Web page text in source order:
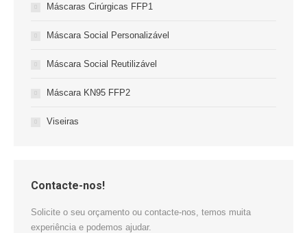
Máscaras Cirúrgicas FFP1
Máscara Social Personalizável
Máscara Social Reutilizável
Máscara KN95 FFP2
Viseiras
Contacte-nos!
Solicite o seu orçamento ou contacte-nos, temos muita
experiência e podemos ajudar.